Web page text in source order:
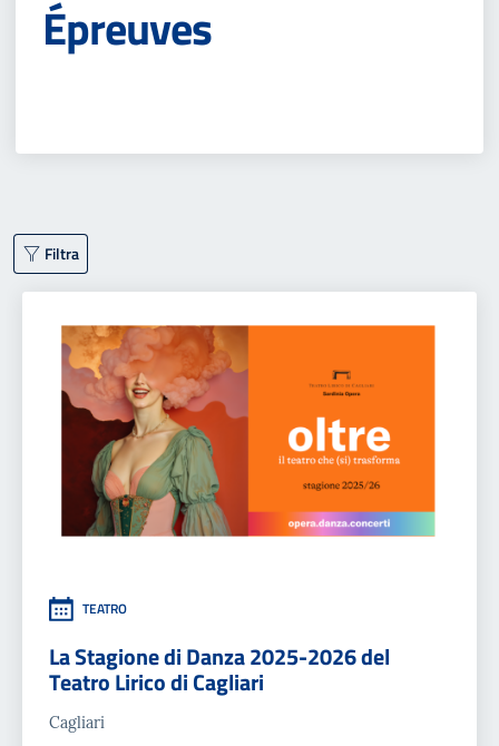
Épreuves
Filtra
TEATRO
La Stagione di Danza 2025-2026 del
Teatro Lirico di Cagliari
Cagliari